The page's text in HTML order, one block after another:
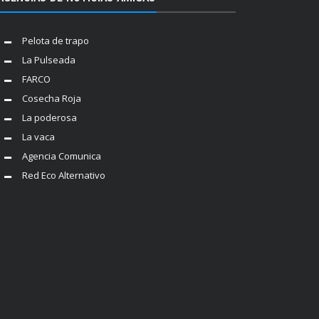
Pelota de trapo
La Pulseada
FARCO
Cosecha Roja
La poderosa
La vaca
Agencia Comunica
Red Eco Alternativo